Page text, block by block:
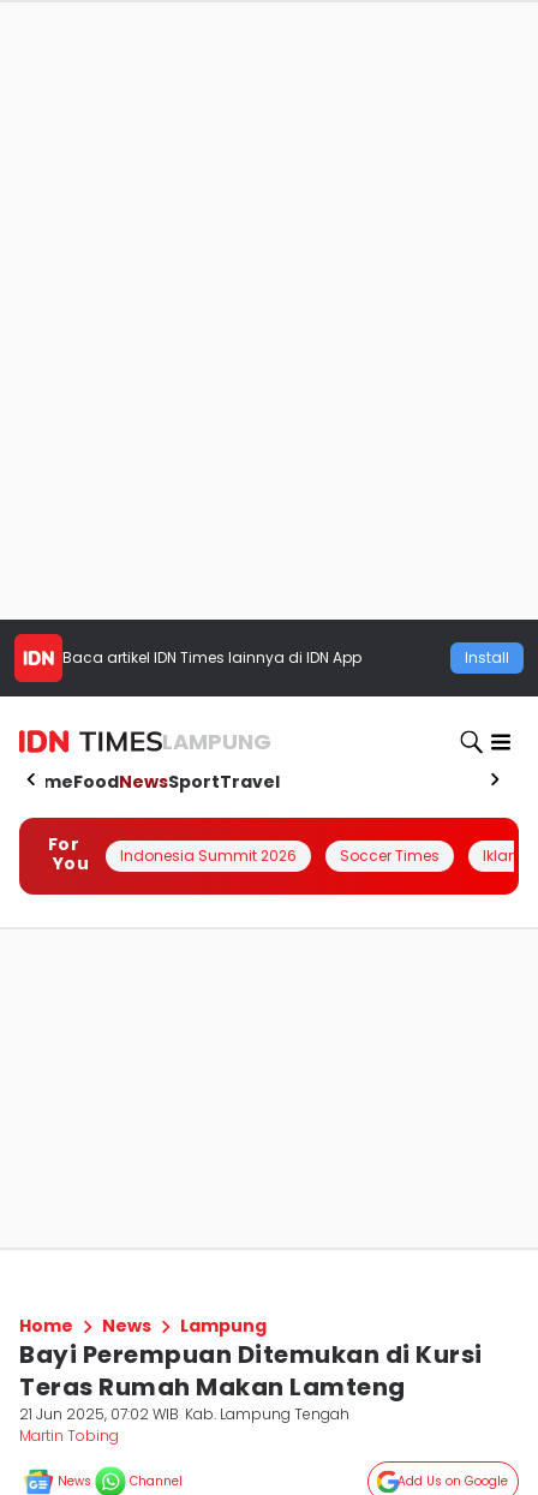
Baca artikel IDN Times lainnya di IDN App Install
LAMPUNG
HomeFoodNewsSportTravel
For
You
Indonesia Summit 2026 Soccer Times Iklanin
Home News Lampung
Bayi Perempuan Ditemukan di Kursi
Teras Rumah Makan Lamteng
21 Jun 2025, 07:02 WIB Kab. Lampung Tengah
Martin Tobing
News Channel Add Us on Google